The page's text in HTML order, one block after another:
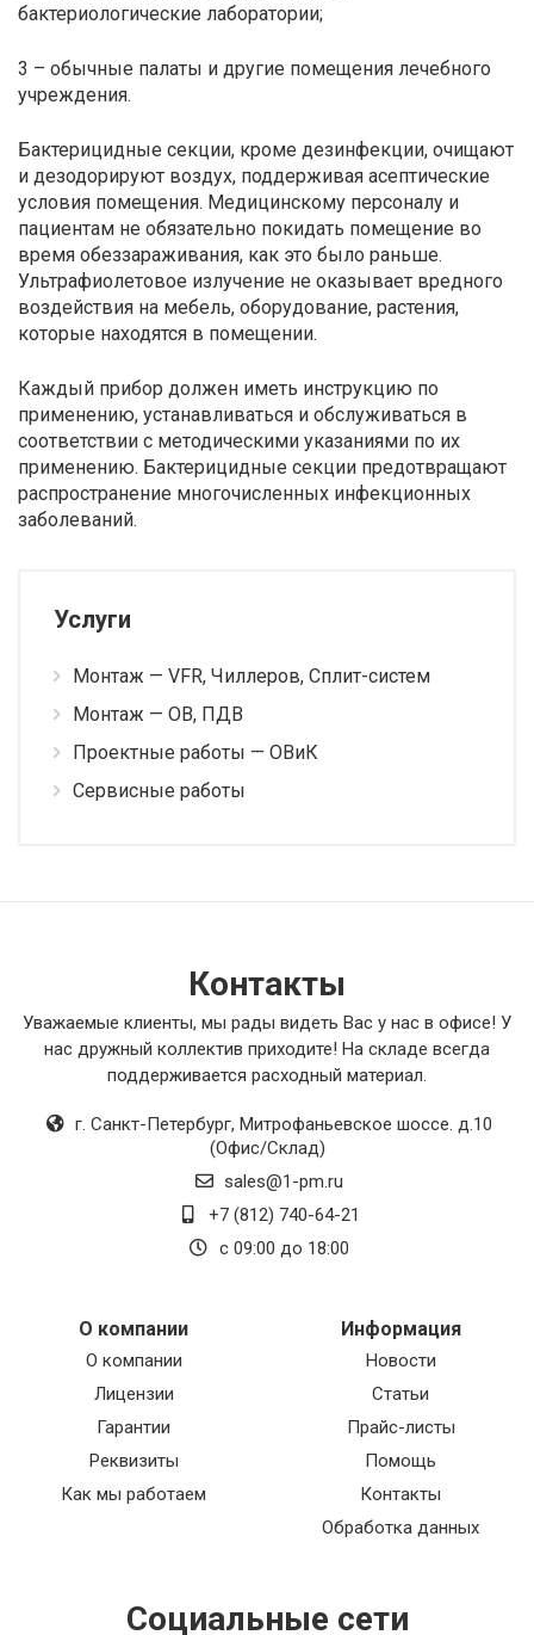
бактериологические лаборатории;
3 – обычные палаты и другие помещения лечебного
учреждения.
Бактерицидные секции, кроме дезинфекции, очищают
и дезодорируют воздух, поддерживая асептические
условия помещения. Медицинскому персоналу и
пациентам не обязательно покидать помещение во
время обеззараживания, как это было раньше.
Ультрафиолетовое излучение не оказывает вредного
воздействия на мебель, оборудование, растения,
которые находятся в помещении.
Каждый прибор должен иметь инструкцию по
применению, устанавливаться и обслуживаться в
соответствии с методическими указаниями по их
применению. Бактерицидные секции предотвращают
распространение многочисленных инфекционных
заболеваний.
Услуги
Монтаж — VFR, Чиллеров, Сплит-систем
Монтаж — ОВ, ПДВ
Проектные работы — ОВиК
Сервисные работы
Контакты
Уважаемые клиенты, мы рады видеть Вас у нас в офисе! У
нас дружный коллектив приходите! На складе всегда
поддерживается расходный материал.
г. Санкт-Петербург, Митрофаньевское шоссе. д.10
(Офис/Склад)
sales@1-pm.ru
+7 (812) 740-64-21
с 09:00 до 18:00
О компании
О компании
Лицензии
Гарантии
Реквизиты
Как мы работаем
Информация
Новости
Статьи
Прайс-листы
Помощь
Контакты
Обработка данных
Социальные сети